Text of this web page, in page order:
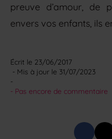
preuve d’amour, de
envers vos enfants, ils
Écrit le 23/06/2017
- Mis à jour le 31/07/2023
-
- Pas encore de commentaire